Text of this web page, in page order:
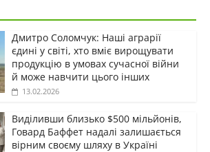
Дмитро Соломчук: Наші аграрії
єдині у світі, хто вміє вирощувати
продукцію в умовах сучасної війни
й може навчити цього інших
13.02.2026
Виділивши близько $500 мільйонів,
Говард Баффет надалі залишається
вірним своєму шляху в Україні